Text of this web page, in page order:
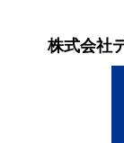
株式会社